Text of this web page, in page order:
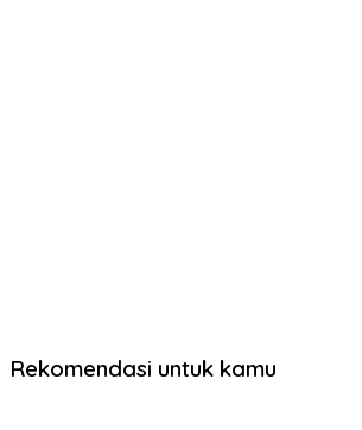
Rekomendasi untuk kamu